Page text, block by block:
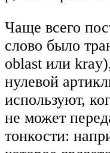
Чаще всего
слово было
oblast или
нулевой
используют,
не может
тонкости: